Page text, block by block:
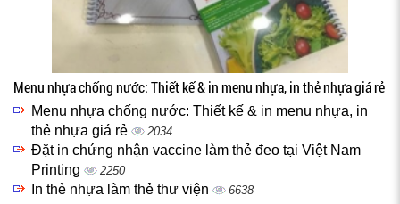
Menu nhựa chống nước: Thiết kế & in menu nhựa, in thẻ nhựa giá rẻ
Menu nhựa chống nước: Thiết kế & in menu nhựa, in
thẻ nhựa giá rẻ
2034
Đặt in chứng nhận vaccine làm thẻ đeo tại Việt Nam
Printing
2250
In thẻ nhựa làm thẻ thư viện 6638